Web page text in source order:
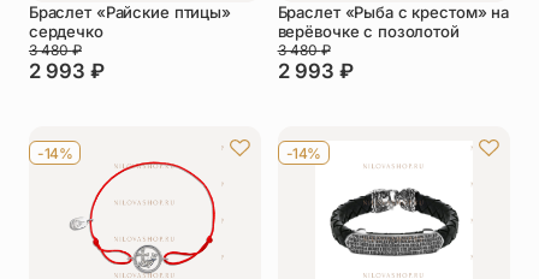
Браслет «Райские птицы»
сердечко
2 993 ₽
3 480₽
Браслет «Рыба с крестом» на
верёвочке с позолотой
2 993 ₽
3 480₽
-14% -14%